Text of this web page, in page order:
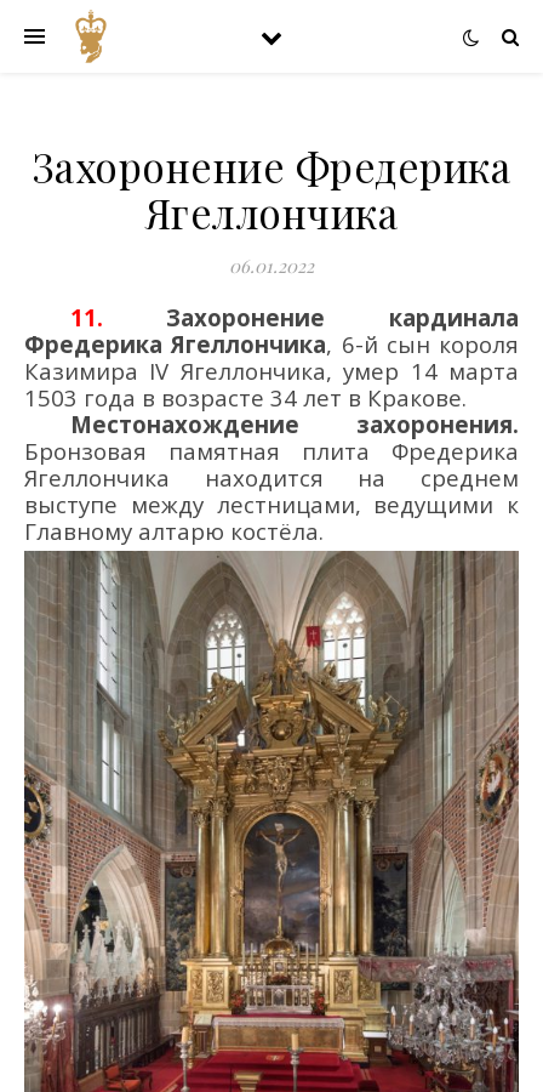
Захоронение Фредерика
Ягеллончика
06.01.2022
11. Захоронение кардинала
Фредерика Ягеллончика, 6-й сын короля
Казимира IV Ягеллончика, умер 14 марта
1503 года в возрасте 34 лет в Кракове.
Местонахождение захоронения.
Бронзовая памятная плита Фредерика
Ягеллончика находится на среднем
выступе между лестницами, ведущими к
Главному алтарю костёла.